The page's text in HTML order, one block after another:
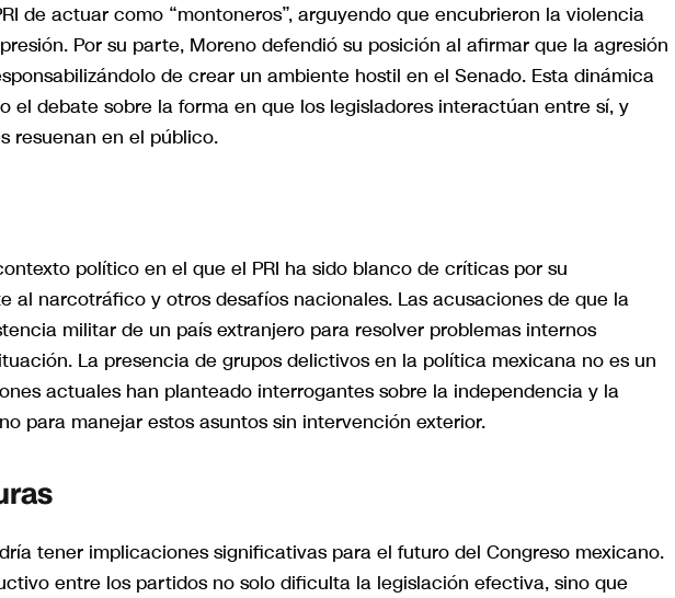
de actuar como “montoneros”, arguyendo que encubrieron la violencia
Por su parte, Moreno defendió su posición al afirmar que la agresión
de crear un ambiente hostil en el Senado. Esta dinámica
el debate sobre la forma en que los legisladores interactúan entre sí, y
resuenan en el público.
político en el que el PRI ha sido blanco de críticas por su
al narcotráfico y otros desafíos nacionales. Las acusaciones de que la
militar de un país extranjero para resolver problemas internos
La presencia de grupos delictivos en la política mexicana no es un
actuales han planteado interrogantes sobre la independencia y la
para manejar estos asuntos sin intervención exterior.
tener implicaciones significativas para el futuro del Congreso mexicano.
entre los partidos no solo dificulta la legislación efectiva, sino que